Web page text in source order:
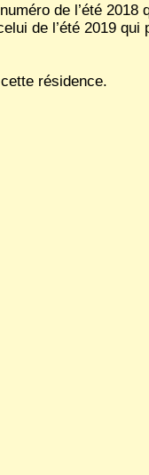
de l’été 2018
de l’été 2019 qui
résidence.